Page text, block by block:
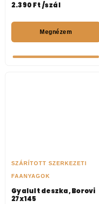
2.390 Ft /szál
Megnézem
SZÁRÍTOTT SZERKEZETI
FAANYAGOK
Gyalult deszka, Borovi
27x145